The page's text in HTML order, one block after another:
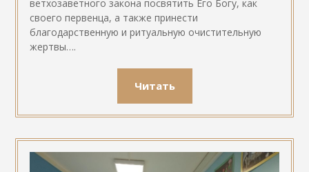
ветхозаветного закона посвятить Его Богу, как
своего первенца, а также принести
благодарственную и ритуальную очистительную
жертвы….
Читать